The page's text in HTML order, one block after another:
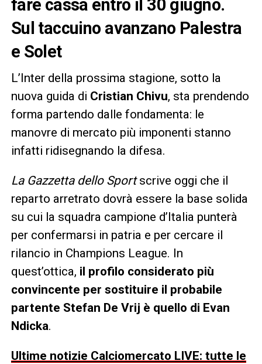
fare cassa entro il 30 giugno.
Sul taccuino avanzano Palestra
e Solet
L’Inter della prossima stagione, sotto la
nuova guida di Cristian Chivu, sta prendendo
forma partendo dalle fondamenta: le
manovre di mercato più imponenti stanno
infatti ridisegnando la difesa.
La Gazzetta dello Sportscrive oggi che il
reparto arretrato dovrà essere la base solida
su cui la squadra campione d’Italia punterà
per confermarsi in patria e per cercare il
rilancio in Champions League. In
quest’ottica, il profilo considerato più
convincente per sostituire il probabile
partente Stefan De Vrij è quello di Evan
Ndicka.
Ultime notizie Calciomercato LIVE: tutte le